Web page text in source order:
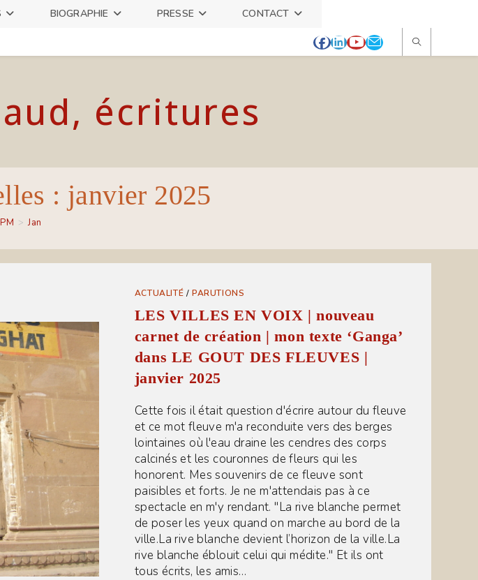
BIOGRAPHIE PRESSE CONTACT
écritures
: janvier 2025
PM > Jan
ACTUALITÉ /PARUTIONS
LES VILLES EN VOIX | nouveau
carnet de création | mon texte ‘Ganga’
dans LE GOUT DES FLEUVES |
janvier 2025
Cette fois il était question d'écrire autour du fleuve
et ce mot fleuve m'a reconduite vers des berges
lointaines où l'eau draine les cendres des corps
calcinés et les couronnes de fleurs qui les
honorent. Mes souvenirs de ce fleuve sont
paisibles et forts. Je ne m'attendais pas à ce
spectacle en m'y rendant. "La rive blanche permet
de poser les yeux quand on marche au bord de la
ville.La rive blanche devient l’horizon de la ville.La
rive blanche éblouit celui qui médite." Et ils ont
tous écrits, les amis…